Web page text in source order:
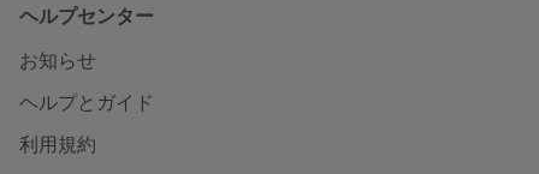
ヘルプセンター
お知らせ
ヘルプとガイド
利用規約